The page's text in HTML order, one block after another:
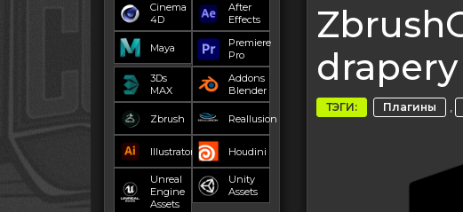
Cinema
4D
After
Effects
Maya
Premiere
Pro
3Ds
MAX
Addons
Blender
Zbrush Reallusion
Illustrator Houdini
Unreal
Engine
Assets
Unity
Assets
ТЭГИ: Плагины ,